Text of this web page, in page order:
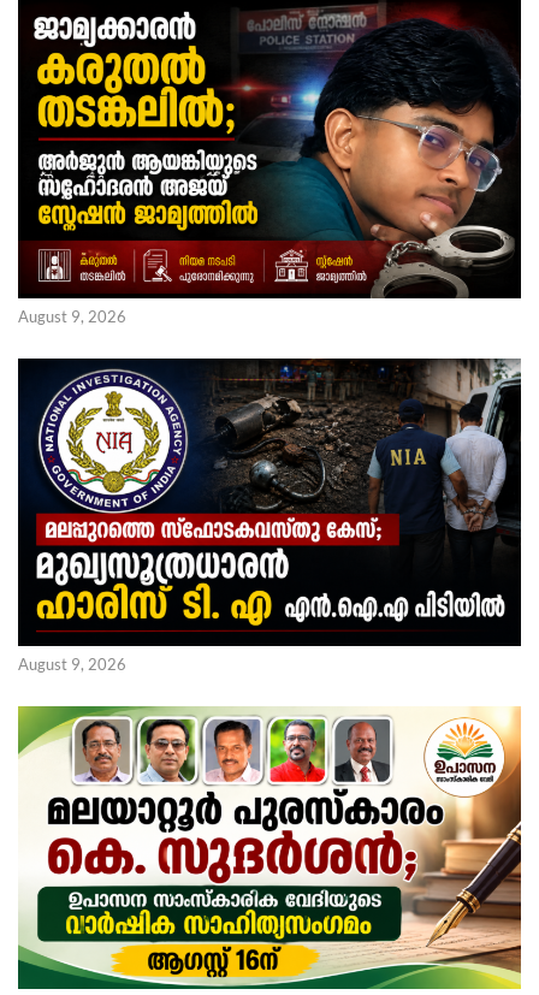
August 9, 2026
August 9, 2026